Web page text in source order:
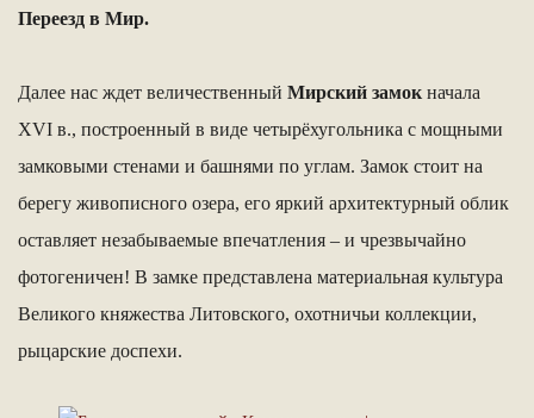
Переезд в Мир.
Далее нас ждет величественный Мирский замок начала
XVI в., построенный в виде четырёхугольника с мощными
замковыми стенами и башнями по углам. Замок стоит на
берегу живописного озера, его яркий архитектурный облик
оставляет незабываемые впечатления – и чрезвычайно
фотогеничен! В замке представлена материальная культура
Великого княжества Литовского, охотничьи коллекции,
рыцарские доспехи.